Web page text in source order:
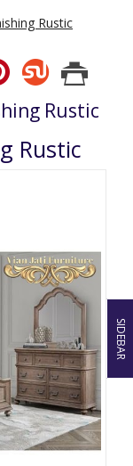
Rustic
Rustic
Rustic
SIDEBAR